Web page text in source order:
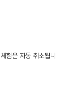
험은 자동 취소됩니